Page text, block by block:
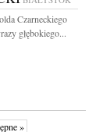
Czarneckiego
głębokiego...
»